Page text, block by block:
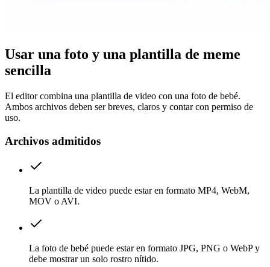
Usar una foto y una plantilla de meme
sencilla
El editor combina una plantilla de video con una foto de bebé.
Ambos archivos deben ser breves, claros y contar con permiso de
uso.
Archivos admitidos
La plantilla de video puede estar en formato MP4, WebM,
MOV o AVI.
La foto de bebé puede estar en formato JPG, PNG o WebP y
debe mostrar un solo rostro nítido.